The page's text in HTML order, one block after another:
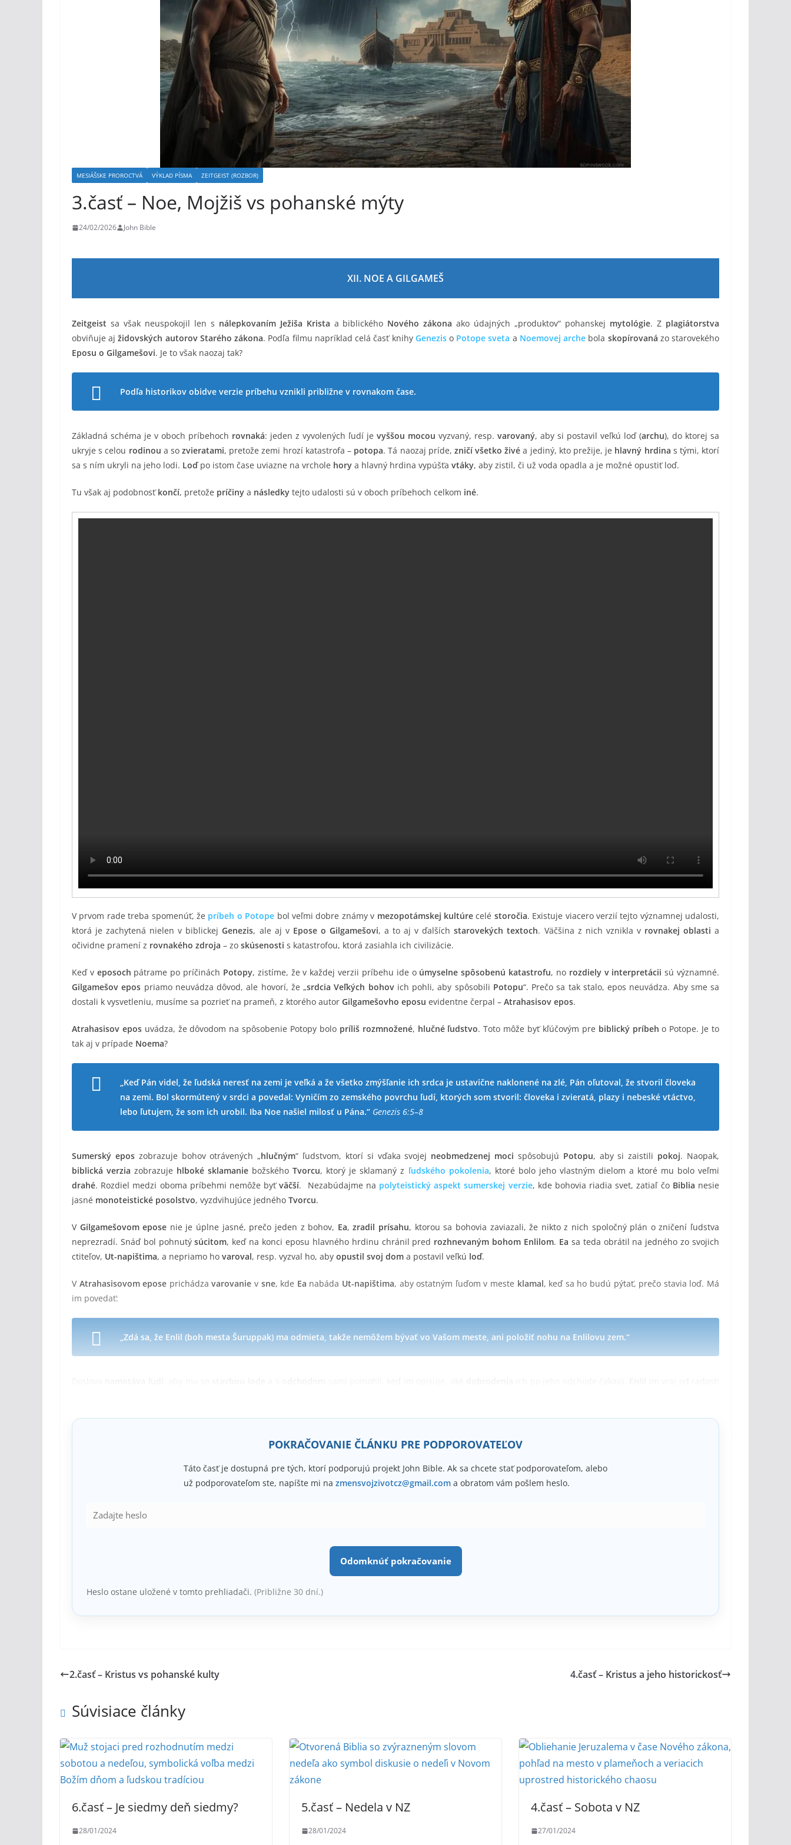
MESIÁŠSKE PROROCTVÁ VÝKLAD PÍSMA ZEITGEIST (ROZBOR)
3.časť – Noe, Mojžiš vs pohanské mýty
24/02/2026 John Bible
XII. NOE A GILGAMEŠ
Zeitgeist sa však neuspokojil len s nálepkovaním Ježiša Krista a biblického Nového zákona ako údajných „produktov“ pohanskej mytológie. Z plagiátorstva
obviňuje ajžidovských autorov Starého zákona. Podľa filmu napríklad celá časť knihy Geneziso Potope sveta a Noemovej arche bola skopírovaná zo starovekého
Eposu o Gilgamešovi. Je to však naozaj tak?
Podľa historikov obidve verzie príbehu vznikli približne v rovnakom čase.
Základná schéma je v oboch príbehoch rovnaká: jeden z vyvolených ľudí je vyššou mocou vyzvaný, resp. varovaný, aby si postavil veľkú loď (archu), do ktorej sa
ukryje s celou rodinou a sozvieratami, pretože zemi hrozí katastrofa – potopa. Tá naozaj príde, zničí všetko živé a jediný, kto prežije, je hlavný hrdina s tými, ktorí
sa s ním ukryli na jeho lodi. Loďpo istom čase uviazne na vrchole hory a hlavný hrdina vypúšťa vtáky, aby zistil, či už voda opadla a je možné opustiť loď.
Tu však aj podobnosťkončí, pretože príčiny a následky tejto udalosti sú v oboch príbehoch celkom iné.
V prvom rade treba spomenúť, že príbeh o Potope bol veľmi dobre známy v mezopotámskej kultúrecelé storočia. Existuje viacero verzií tejto významnej udalosti,
ktorá je zachytená nielen v biblickejGenezis, ale aj v Epose o Gilgamešovi, a to aj v ďalšíchstarovekých textoch. Väčšina z nich vznikla v rovnakej oblasti a
očividne pramení z rovnakého zdroja – zo skúsenosti s katastrofou, ktorá zasiahla ich civilizácie.
Keď v eposoch pátrame po príčinách Potopy, zistíme, že v každej verzii príbehu ide o úmyselne spôsobenú katastrofu, no rozdiely v interpretácii sú významné.
Gilgamešov epos priamo neuvádza dôvod, ale hovorí, že „srdcia Veľkých bohovich pohli, aby spôsobili Potopu“. Prečo sa tak stalo, epos neuvádza. Aby sme sa
dostali k vysvetleniu, musíme sa pozrieť na prameň, z ktorého autor Gilgamešovho eposu evidentne čerpal – Atrahasisov epos.
Atrahasisov eposuvádza, že dôvodom na spôsobenie Potopy bolo príliš rozmnožené, hlučné ľudstvo. Toto môže byť kľúčovým pre biblický príbeh o Potope. Je to
tak aj v prípade Noema?
„Keď Pán videl, že ľudská neresť na zemi je veľká a že všetko zmýšľanie ich srdca je ustavične naklonené na zlé, Pán oľutoval, že stvoril človeka
na zemi. Bol skormútený v srdci a povedal: Vyničím zo zemského povrchu ľudí, ktorých som stvoril: človeka i zvieratá, plazy i nebeské vtáctvo,
lebo ľutujem, že som ich urobil. Iba Noe našiel milosť u Pána.“ Genezis 6:5–8
Sumerský eposzobrazuje bohov otrávených „hlučným“ ľudstvom, ktorí si vďaka svojej neobmedzenej moci spôsobujú Potopu, aby si zaistili pokoj. Naopak,
biblická verzia zobrazuje hlboké sklamanie božskéhoTvorcu, ktorý je sklamaný z ľudského pokolenia, ktoré bolo jeho vlastným dielom a ktoré mu bolo veľmi
drahé. Rozdiel medzi oboma príbehmi nemôže byťväčší. Nezabúdajme na polyteistický aspekt sumerskej verzie, kde bohovia riadia svet, zatiaľ čo Biblia nesie
jasné monoteistické posolstvo, vyzdvihujúce jedného Tvorcu.
V Gilgamešovom epose nie je úplne jasné, prečo jeden z bohov, Ea,zradil prísahu, ktorou sa bohovia zaviazali, že nikto z nich spoločný plán o zničení ľudstva
neprezradí. Snáď bol pohnutýsúcitom, keď na konci eposu hlavného hrdinu chránil pred rozhnevaným bohom Enlilom. Ea sa teda obrátil na jedného zo svojich
ctiteľov, Ut-napištima, a nepriamo ho varoval, resp. vyzval ho, aby opustil svoj dom a postavil veľkú loď.
V Atrahasisovom epose prichádzavarovanie v sne, kde Ea nabáda Ut-napištima, aby ostatným ľuďom v meste klamal, keď sa ho budú pýtať, prečo stavia loď. Má
im povedať:
„Zdá sa, že Enlil (boh mesta Šuruppak) ma odmieta, takže nemôžem bývať vo Vašom meste, ani položiť nohu na Enlilovu zem.“
POKRAČOVANIE ČLÁNKU PRE PODPOROVATEĽOV
Táto časť je dostupná pre tých, ktorí podporujú projekt John Bible. Ak sa chcete stať podporovateľom, alebo
už podporovateľom ste, napíšte mi na zmensvojzivotcz@gmail.com a obratom vám pošlem heslo.
Odomknúť pokračovanie
Heslo ostane uložené v tomto prehliadači. (Približne 30 dní.)
2.časť – Kristus vs pohanské kulty 4.časť – Kristus a jeho historickosť
Súvisiace články
6.časť – Je siedmy deň siedmy?
28/01/2024
5.časť – Nedela v NZ
28/01/2024
4.časť – Sobota v NZ
27/01/2024